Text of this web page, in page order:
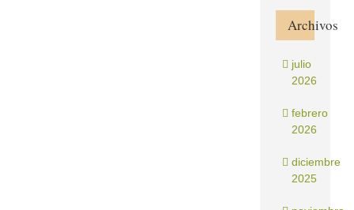
Archivos
julio
2026
febrero
2026
diciembre
2025